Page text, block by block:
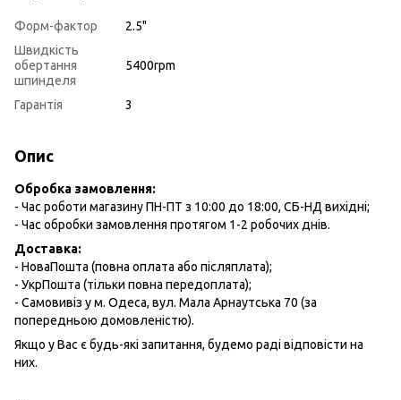
Форм-фактор
2.5"
Швидкість
обертання
шпинделя
5400rpm
Гарантія 3
Опис
Обробка замовлення:
- Час роботи магазину ПН-ПТ з 10:00 до 18:00, СБ-НД вихідні;
- Час обробки замовлення протягом 1-2 робочих днів.
Доставка:
- НоваПошта (повна оплата або післяплата);
- УкрПошта (тільки повна передоплата);
- Самовивіз у м. Одеса, вул. Мала Арнаутська 70 (за
попередньою домовленістю).
Якщо у Вас є будь-які запитання, будемо раді відповісти на
них.